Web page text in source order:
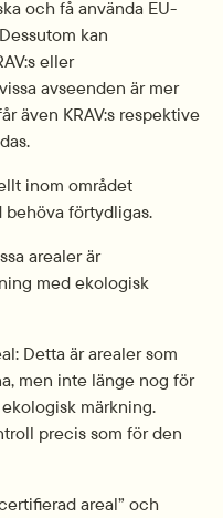
och få använda EU-
kan
eller
avseenden är mer
även KRAV:s respektive
inom området
förtydligas.
arealer är
med ekologisk
Detta är arealer som
men inte länge nog för
märkning.
precis som för den
areal” och